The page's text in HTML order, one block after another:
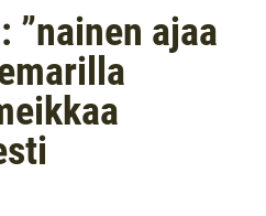
”nainen ajaa